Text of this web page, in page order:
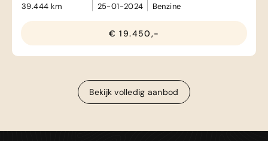
39.444 km
25-01-2024
Benzine
€ 19.450,-
Bekijk volledig aanbod